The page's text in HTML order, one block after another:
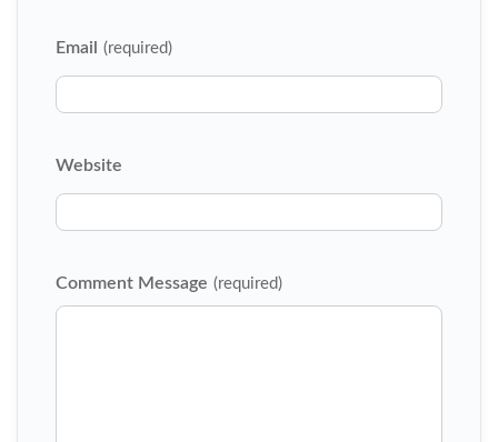
Email (required)
Website
Comment Message (required)